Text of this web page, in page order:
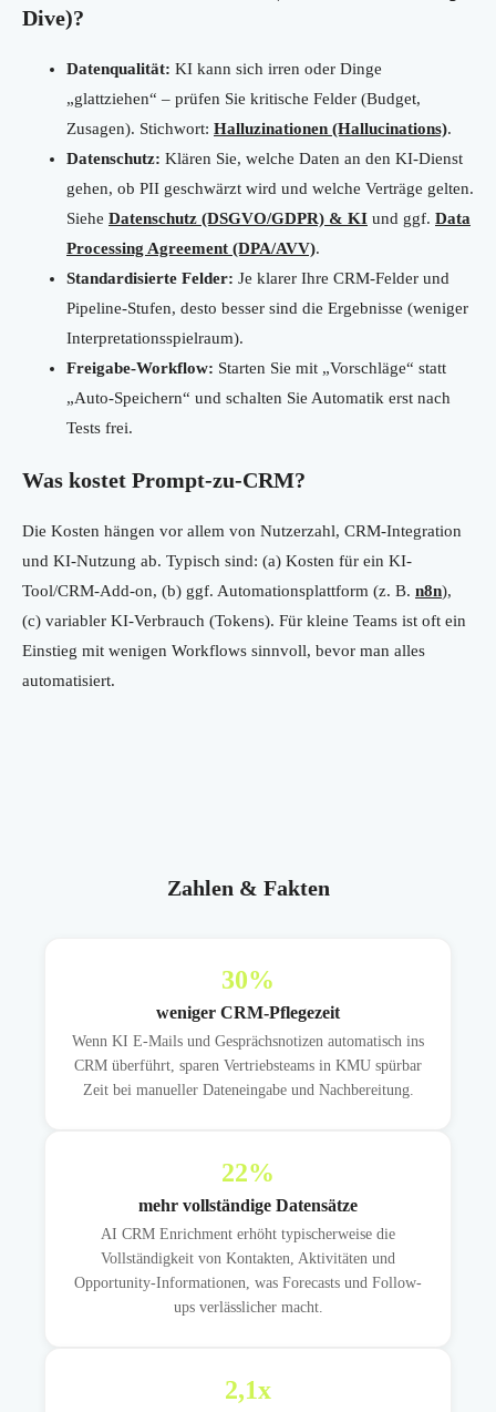
Dive)?
Datenqualität: KI kann sich irren oder Dinge
„glattziehen“ – prüfen Sie kritische Felder (Budget,
Zusagen). Stichwort: Halluzinationen (Hallucinations).
Datenschutz: Klären Sie, welche Daten an den KI-Dienst
gehen, ob PII geschwärzt wird und welche Verträge gelten.
Siehe Datenschutz (DSGVO/GDPR) & KI und ggf. Data
Processing Agreement (DPA/AVV).
Standardisierte Felder: Je klarer Ihre CRM-Felder und
Pipeline-Stufen, desto besser sind die Ergebnisse (weniger
Interpretationsspielraum).
Freigabe-Workflow: Starten Sie mit „Vorschläge“ statt
„Auto-Speichern“ und schalten Sie Automatik erst nach
Tests frei.
Was kostet Prompt-zu-CRM?
Die Kosten hängen vor allem von Nutzerzahl, CRM-Integration
und KI-Nutzung ab. Typisch sind: (a) Kosten für ein KI-
Tool/CRM-Add-on, (b) ggf. Automationsplattform (z. B. n8n),
(c) variabler KI-Verbrauch (Tokens). Für kleine Teams ist oft ein
Einstieg mit wenigen Workflows sinnvoll, bevor man alles
automatisiert.
Zahlen & Fakten
30%
weniger CRM-Pflegezeit
Wenn KI E-Mails und Gesprächsnotizen automatisch ins
CRM überführt, sparen Vertriebsteams in KMU spürbar
Zeit bei manueller Dateneingabe und Nachbereitung.
22%
mehr vollständige Datensätze
AI CRM Enrichment erhöht typischerweise die
Vollständigkeit von Kontakten, Aktivitäten und
Opportunity-Informationen, was Forecasts und Follow-
ups verlässlicher macht.
2,1x